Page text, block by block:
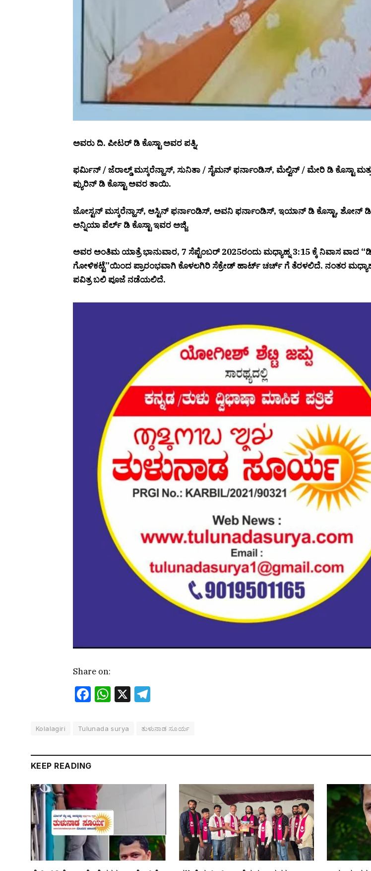
ಅವರು ದಿ. ಪೀಟರ್ ಡಿ ಕೊಸ್ಟಾ ಅವರ ಪತ್ನಿ.
ಫರ್ಮಿನ್ / ಜೆರಾಲ್ಡ್ ಮಸ್ಕರೆನ್ಹಾಸ್, ಸುನಿತಾ / ಸೈಮನ್ ಫರ್ನಾಂಡಿಸ್, ಮೆಲ್ವಿನ್ / ಮೇರಿ ಡಿ ಕೊಸ್ಟಾ
ಪ್ಯುರಿನ್ ಡಿ ಕೊಸ್ಟಾ ಅವರ ತಾಯಿ.
ಜೋಸ್ಟನ್ ಮಸ್ಕರೆನ್ಹಾಸ್, ಆಸ್ಟಿನ್ ಫರ್ನಾಂಡಿಸ್, ಅವನಿ ಫರ್ನಾಂಡಿಸ್, ಇಯಾನ್ ಡಿ ಕೊಸ್ಟಾ, ಶೋನ್ ಡಿ
ಅನ್ನಿಯಾ ಪೆರ್ಲ್ ಡಿ ಕೊಸ್ಟಾ ಇವರ ಅಜ್ಜಿ.
ಅವರ ಅಂತಿಮ ಯಾತ್ರೆ ಭಾನುವಾರ, 7 ಸೆಪ್ಟೆಂಬರ್ 2025ರಂದು ಮಧ್ಯಾಹ್ನ 3:15 ಕ್ಕೆ ನಿವಾಸ ವಾದ
ಗೋಳಿಕಟ್ಟೆ”ಯಿಂದ ಪ್ರಾರಂಭವಾಗಿ ಕೊಳಲಗಿರಿ ಸೆಕ್ರೇಡ್ ಹಾರ್ಟ್ ಚರ್ಚ್ ಗೆ ತೆರಳಲಿದೆ. ನಂತರ
ಪವಿತ್ರ ಬಲಿ ಪೂಜೆ ನಡೆಯಲಿದೆ.
Share on:
Facebook
WhatsApp
X
Kolalagiri Tulunada surya ತುಳುನಾಡ ಸೂರ್ಯ
KEEP READING